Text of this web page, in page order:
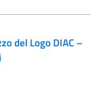
del Logo DIAC –